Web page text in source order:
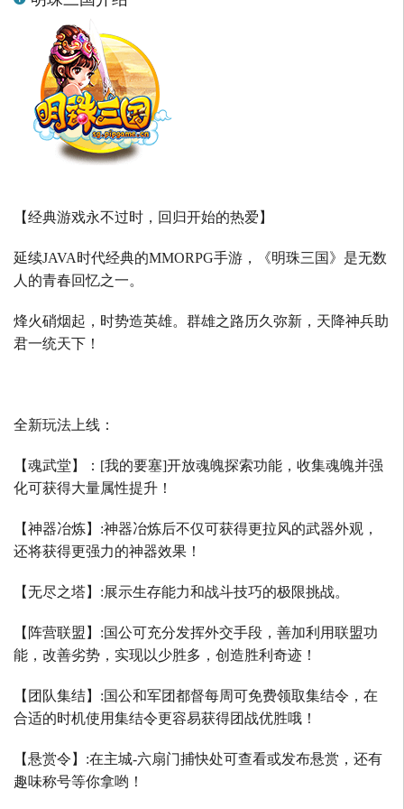
【经典游戏永不过时，回归开始的热爱】
延续JAVA时代经典的MMORPG手游，《明珠三国》是无数
人的青春回忆之一。
烽火硝烟起，时势造英雄。群雄之路历久弥新，天降神兵助
君一统天下！
全新玩法上线：
【魂武堂】： [我的要塞]开放魂魄探索功能，收集魂魄并强
化可获得大量属性提升！
【神器冶炼】 :神器冶炼后不仅可获得更拉风的武器外观，
还将获得更强力的神器效果！
【无尽之塔】 :展示生存能力和战斗技巧的极限挑战。
【阵营联盟】 :国公可充分发挥外交手段，善加利用联盟功
能，改善劣势，实现以少胜多，创造胜利奇迹！
【团队集结】 :国公和军团都督每周可免费领取集结令，在
合适的时机使用集结令更容易获得团战优胜哦！
【悬赏令】 :在主城-六扇门捕快处可查看或发布悬赏，还有
趣味称号等你拿哟！